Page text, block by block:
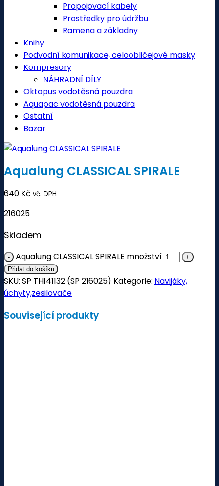
Propojovací kabely
Prostředky pro údržbu
Ramena a základny
Knihy
Podvodní komunikace, celoobličejové masky
Kompresory
NÁHRADNÍ DÍLY
Oktopus vodotěsná pouzdra
Aquapac vodotěsná pouzdra
Ostatní
Bazar
Aqualung CLASSICAL SPIRALE
640 Kč vč. DPH
216025
Skladem
Aqualung CLASSICAL SPIRALE množství
Přidat do košíku
SKU: SP TH141132 (SP 216025) Kategorie: Navijáky,
úchyty,zesilovače
Související produkty